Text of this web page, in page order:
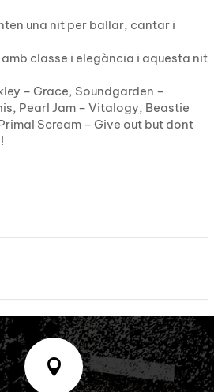
una nit per ballar, cantar i
classe i elegància i aquesta nit
– Grace, Soundgarden –
Pearl Jam – Vitalogy, Beastie
Scream – Give out but dont
